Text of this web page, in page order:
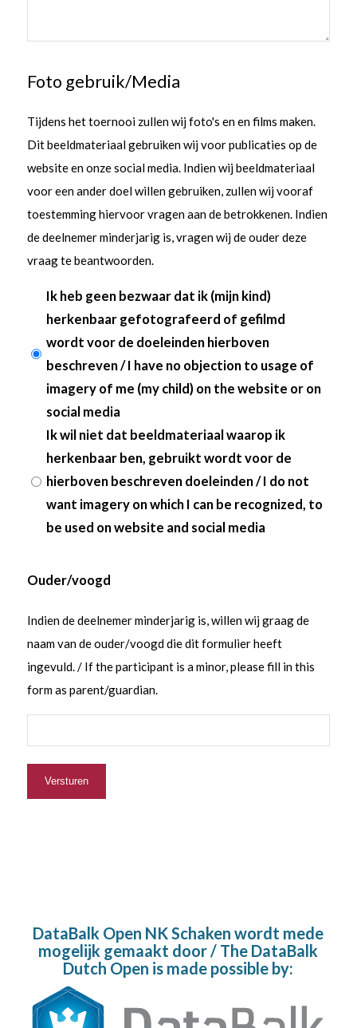
Foto gebruik/Media
Tijdens het toernooi zullen wij foto's en en films maken.
Dit beeldmateriaal gebruiken wij voor publicaties op de
website en onze social media. Indien wij beeldmateriaal
voor een ander doel willen gebruiken, zullen wij vooraf
toestemming hiervoor vragen aan de betrokkenen. Indien
de deelnemer minderjarig is, vragen wij de ouder deze
vraag te beantwoorden.
Ik heb geen bezwaar dat ik (mijn kind)
herkenbaar gefotografeerd of gefilmd
wordt voor de doeleinden hierboven
beschreven / I have no objection to usage of
imagery of me (my child) on the website or on
social media
Ik wil niet dat beeldmateriaal waarop ik
herkenbaar ben, gebruikt wordt voor de
hierboven beschreven doeleinden / I do not
want imagery on which I can be recognized, to
be used on website and social media
Ouder/voogd
Indien de deelnemer minderjarig is, willen wij graag de
naam van de ouder/voogd die dit formulier heeft
ingevuld. / If the participant is a minor, please fill in this
form as parent/guardian.
DataBalk Open NK Schaken wordt mede
mogelijk gemaakt door / The DataBalk
Dutch Open is made possible by: